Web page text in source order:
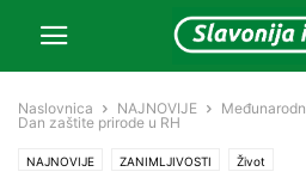
Naslovnica NAJNOVIJE
Dan zaštite prirode u RH
NAJNOVIJE ZANIMLJIVOSTI Život